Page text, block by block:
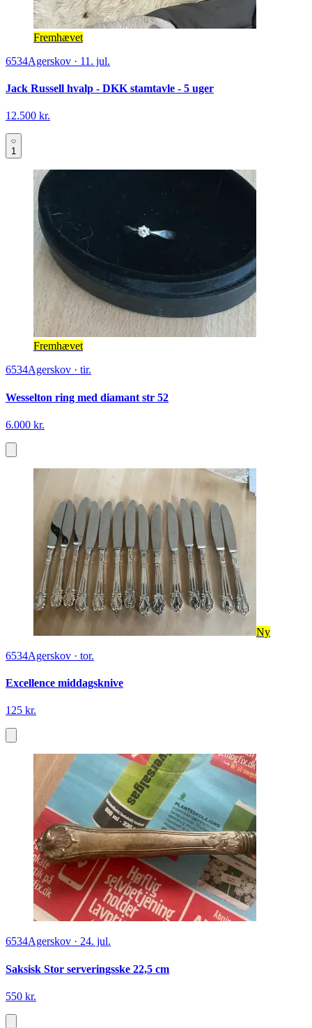
Fremhævet
6534Agerskov · 11. jul.
Jack Russell hvalp - DKK stamtavle - 5 uger
12.500 kr.
1
Fremhævet
6534Agerskov · tir.
Wesselton ring med diamant str 52
6.000 kr.
Ny
6534Agerskov · tor.
Excellence middagsknive
125 kr.
6534Agerskov · 24. jul.
Saksisk Stor serveringsske 22,5 cm
550 kr.